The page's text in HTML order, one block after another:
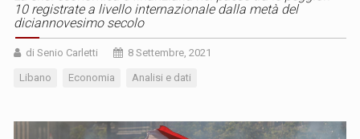
10 registrate a livello internazionale dalla metà del
diciannovesimo secolo
di Senio Carletti 8 Settembre, 2021
Libano Economia Analisi e dati